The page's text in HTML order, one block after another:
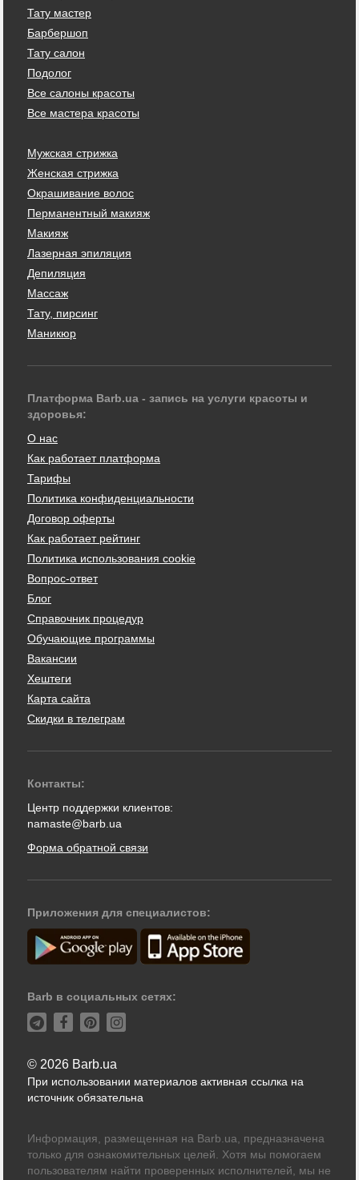
Тату мастер
Барбершоп
Тату салон
Подолог
Все салоны красоты
Все мастера красоты
Мужская стрижка
Женская стрижка
Окрашивание волос
Перманентный макияж
Макияж
Лазерная эпиляция
Депиляция
Массаж
Тату, пирсинг
Маникюр
Платформа Barb.ua - запись на услуги красоты и
здоровья:
О нас
Как работает платформа
Тарифы
Политика конфиденциальности
Договор оферты
Как работает рейтинг
Политика использования cookie
Вопрос-ответ
Блог
Справочник процедур
Обучающие программы
Вакансии
Хештеги
Карта сайта
Скидки в телеграм
Контакты:
Центр поддержки клиентов:
namaste@barb.ua
Форма обратной связи
Приложения для специалистов:
Barb в социальных сетях:
© 2026 Barb.ua
При использовании материалов активная ссылка на
источник обязательна
Информация, размещенная на Barb.ua, предназначена
только для ознакомительных целей. Хотя мы помогаем
пользователям найти проверенных исполнителей, мы не